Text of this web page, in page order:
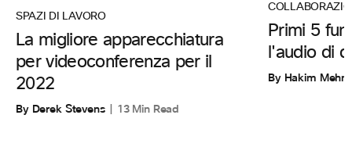
SPAZI DI LAVORO
La migliore apparecchiatura
per videoconferenza per il
2022
By Derek Stevens 13 Min Read
Primi 5
l'audio di
By Hakim